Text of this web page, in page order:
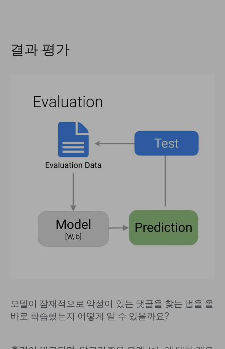
결과 평가
모델이 잠재적으로 악성이 있는 댓글을 찾는 법을 올
바로 학습했는지 어떻게 알 수 있을까요?